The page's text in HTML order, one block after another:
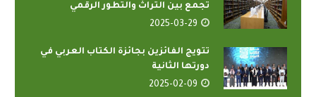
تجمع بين التراث والتطور الرقمي
2025-03-29
تتويج الفائزين بجائزة الكتاب العربي في
دورتها الثانية
2025-02-09